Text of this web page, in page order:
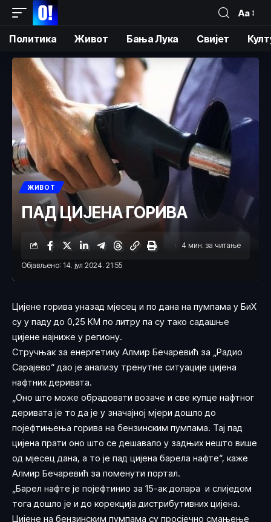
Аа
Политика Живот Бања Лука Свијет
ЖИВОТ
ПАД ЦИЈЕНА ГОРИВА
Објављено: 14. јул 2024. 21:55
4 мин. за читање
Цијене горива уназад мјесец и по дана на пумпама у БиХ
су у паду до 0,25 КМ по литру па су тако садашње
цијене најниже у региону.
Стручњак за енергетику Алмир Бечаревић за „Радио
Сарајево“ дао је анализу тренутне ситуације цијена
нафтних деривата.
„Оно што може обрадовати возаче и све купце нафтног
деривата је то да је у значајној мјери дошло до
појефтињења горива на бензинским пумпама. Тај пад
цијена прати оно што се дешавало у задњих нешто више
од мјесец дана, а то је пад цијена барела нафте“, каже
Алмир Бечаревић за поменути портал.
„Барел нафте је појефтинио за 15-ак долара и слиједом
тога дошло је и до корекција дистрибутивних цијена.
Цијене на бензинским пумпама су просјечно смањење